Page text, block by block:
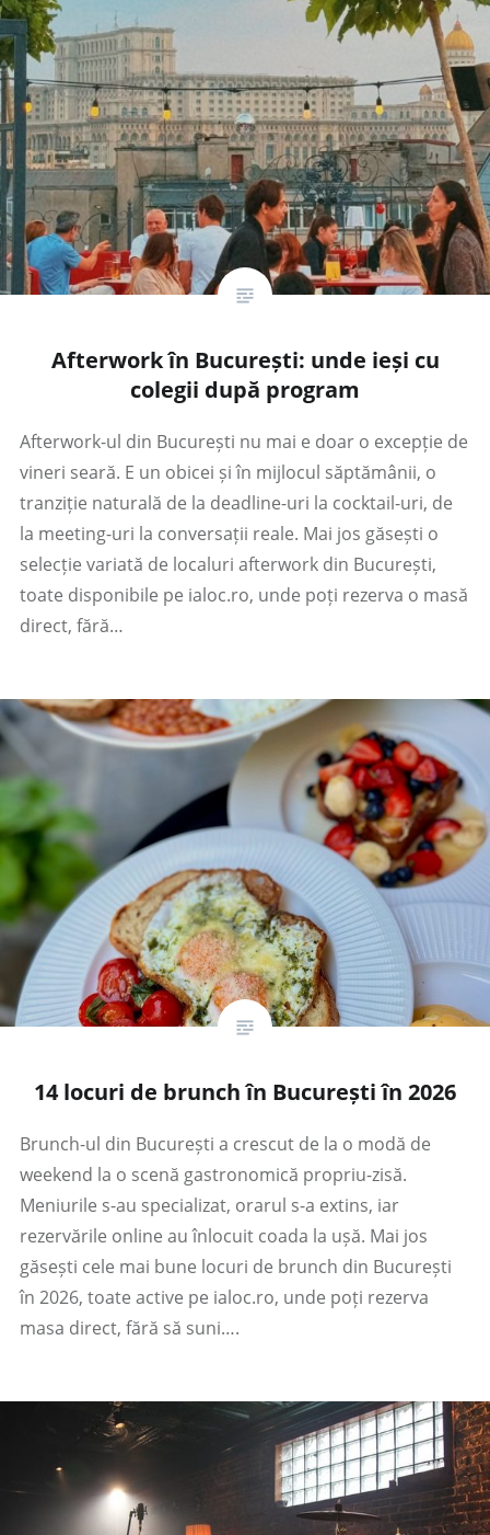
Afterwork în București: unde ieși cu
colegii după program
Afterwork-ul din București nu mai e doar o excepție de
vineri seară. E un obicei și în mijlocul săptămânii, o
tranziție naturală de la deadline-uri la cocktail-uri, de
la meeting-uri la conversații reale. Mai jos găsești o
selecție variată de localuri afterwork din București,
toate disponibile pe ialoc.ro, unde poți rezerva o masă
direct, fără…
14 locuri de brunch în București în 2026
Brunch-ul din București a crescut de la o modă de
weekend la o scenă gastronomică propriu-zisă.
Meniurile s-au specializat, orarul s-a extins, iar
rezervările online au înlocuit coada la ușă. Mai jos
găsești cele mai bune locuri de brunch din București
în 2026, toate active pe ialoc.ro, unde poți rezerva
masa direct, fără să suni….